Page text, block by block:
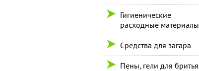
Гигиенические
расходные материалы
Средства для загара
Пены, гели для бритья